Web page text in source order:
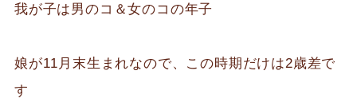
我が子は男のコ＆女のコの年子
娘が11月末生まれなので、この時期だけは2歳差で
す